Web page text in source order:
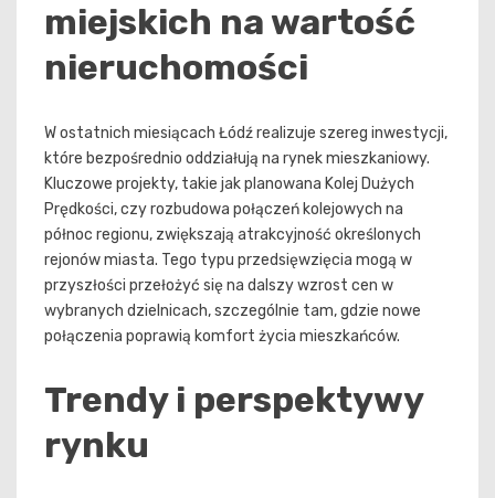
miejskich na wartość
nieruchomości
W ostatnich miesiącach Łódź realizuje szereg inwestycji,
które bezpośrednio oddziałują na rynek mieszkaniowy.
Kluczowe projekty, takie jak planowana Kolej Dużych
Prędkości, czy rozbudowa połączeń kolejowych na
północ regionu, zwiększają atrakcyjność określonych
rejonów miasta. Tego typu przedsięwzięcia mogą w
przyszłości przełożyć się na dalszy wzrost cen w
wybranych dzielnicach, szczególnie tam, gdzie nowe
połączenia poprawią komfort życia mieszkańców.
Trendy i perspektywy
rynku